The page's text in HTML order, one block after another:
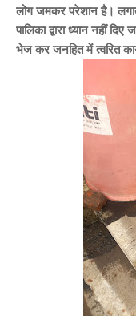
लोग जमकर परेशान है।
पालिका द्वारा ध्यान नहीं
भेज कर जनहित में त्वरित